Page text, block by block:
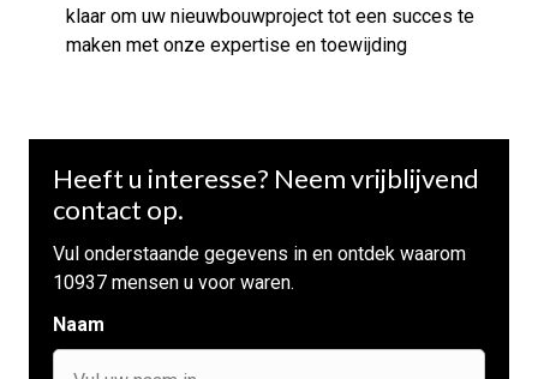
klaar om uw nieuwbouwproject tot een succes te
maken met onze expertise en toewijding
Heeft u interesse? Neem vrijblijvend
contact op.
Vul onderstaande gegevens in en ontdek waarom
10937 mensen u voor waren.
Naam